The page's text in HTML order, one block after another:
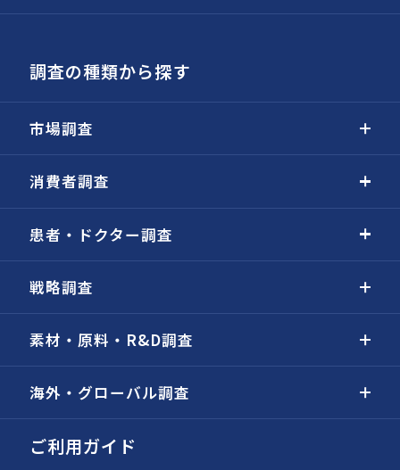
調査の種類から探す
市場調査
消費者調査
患者・ドクター調査
戦略調査
素材・原料・R&D調査
海外・グローバル調査
ご利用ガイド